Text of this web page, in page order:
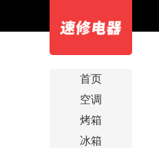
首页
空调
烤箱
冰箱